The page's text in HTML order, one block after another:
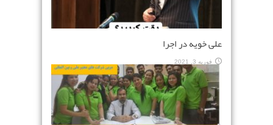
علی خویه در اجرا
فوریه 3, 2021